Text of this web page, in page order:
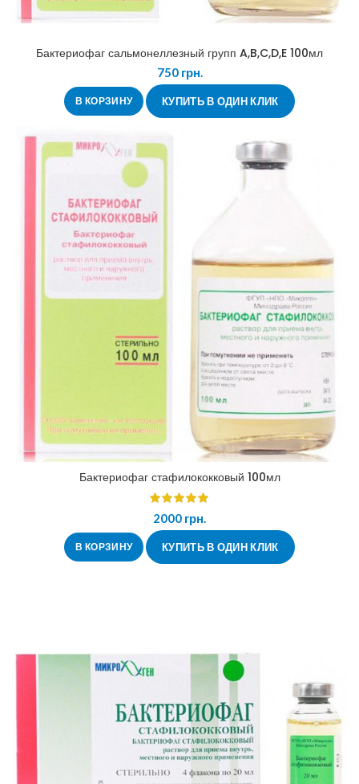
Бактериофаг сальмонеллезный групп A,B,C,D,E 100мл
750грн.
В КОРЗИНУ КУПИТЬ В ОДИН КЛИК
Бактериофаг стафилококковый 100мл
2000 грн.
В КОРЗИНУ КУПИТЬ В ОДИН КЛИК